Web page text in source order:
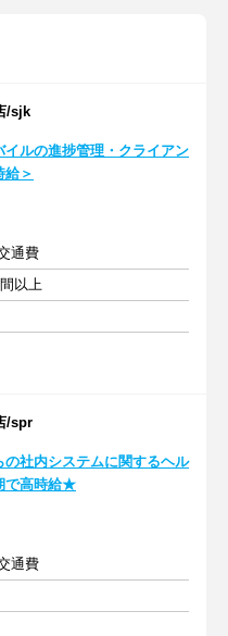
/sjk
イルの進捗管理・クライアン
給＞
通費
以上
/spr
の社内システムに関するヘル
で高時給★
通費